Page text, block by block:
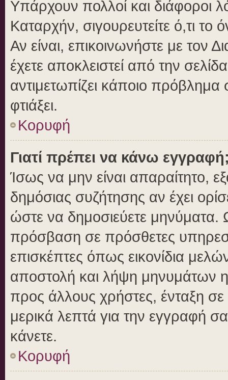
Υπάρχουν πολλοί και διάφοροι
Καταρχήν, σιγουρευτείτε ό,τι
Αν είναι, επικοινωνήστε με τον
έχετε αποκλειστεί από την
αντιμετωπίζει κάποιο πρόβλημα
φτιάξει.
Κορυφή
Γιατί πρέπει να κάνω
Ίσως να μην είναι απαραίτητο,
δημόσιας συζήτησης αν έχει
ώστε να δημοσιεύετε μηνύματα.
πρόσβαση σε πρόσθετες
επισκέπτες όπως εικονίδια
αποστολή και λήψη μηνυμάτων
προς άλλους χρήστες, ένταξη
μερικά λεπτά για την εγγραφή
κάνετε.
Κορυφή